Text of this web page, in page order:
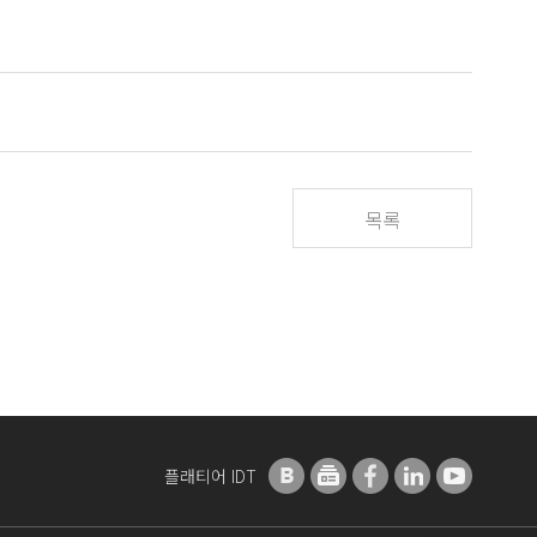
목록
플래티어 IDT